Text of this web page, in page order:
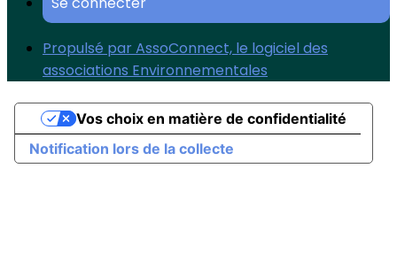
Propulsé par AssoConnect, le logiciel des
associations Environnementales
Notification lors de la collecte
Vos choix en matière de confidentialité